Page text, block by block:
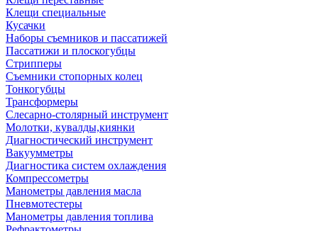
Клещи специальные
Кусачки
Наборы съемников и пассатижей
Пассатижи и плоскогубцы
Стрипперы
Съемники стопорных колец
Тонкогубцы
Трансформеры
Слесарно-столярный инструмент
Молотки, кувалды,киянки
Диагностический инструмент
Вакуумметры
Диагностика систем охлаждения
Компрессометры
Манометры давления масла
Пневмотестеры
Манометры давления топлива